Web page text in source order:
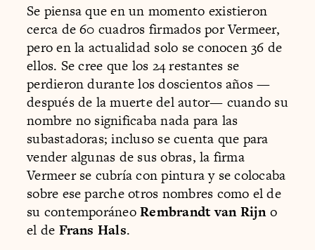
Se piensa que en un momento existieron
cerca de 60 cuadros firmados por Vermeer,
pero en la actualidad solo se conocen 36 de
ellos. Se cree que los 24 restantes se
perdieron durante los doscientos años —
después de la muerte del autor— cuando su
nombre no significaba nada para las
subastadoras; incluso se cuenta que para
vender algunas de sus obras, la firma
Vermeer se cubría con pintura y se colocaba
sobre ese parche otros nombres como el de
su contemporáneoRembrandt van Rijno
el de Frans Hals.